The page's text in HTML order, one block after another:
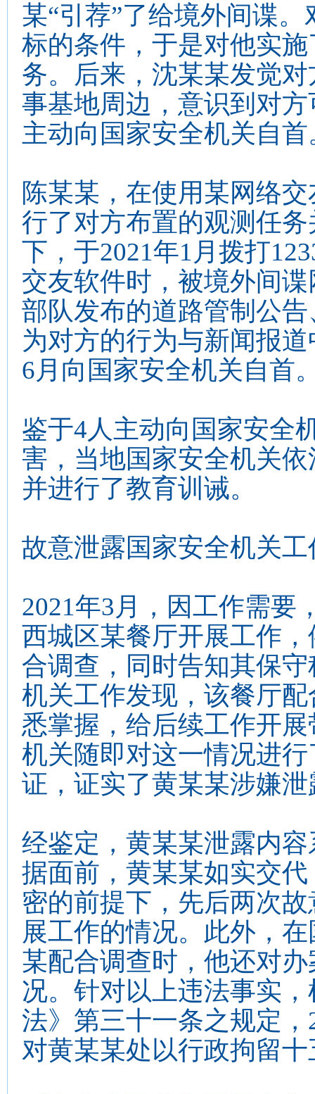
某“引荐”了给境外间谍
标的条件，于是对他实
务。后来，沈某某发觉
事基地周边，意识到对
主动向国家安全机关自首
陈某某，在使用某网络
行了对方布置的观测任
下，于2021年1月拨打
交友软件时，被境外间
部队发布的道路管制公
为对方的行为与新闻报
6月向国家安全机关自首
鉴于4人主动向国家安全
害，当地国家安全机关
并进行了教育训诫。
故意泄露国家安全机关工
2021年3月，因工作需要
西城区某餐厅开展工作
合调查，同时告知其保
机关工作发现，该餐厅
悉掌握，给后续工作开
机关随即对这一情况进
证，证实了黄某某涉嫌
经鉴定，黄某某泄露内
据面前，黄某某如实交
密的前提下，先后两次
展工作的情况。此外，
某配合调查时，他还对
况。针对以上违法事实
法》第三十一条之规定
对黄某某处以行政拘留